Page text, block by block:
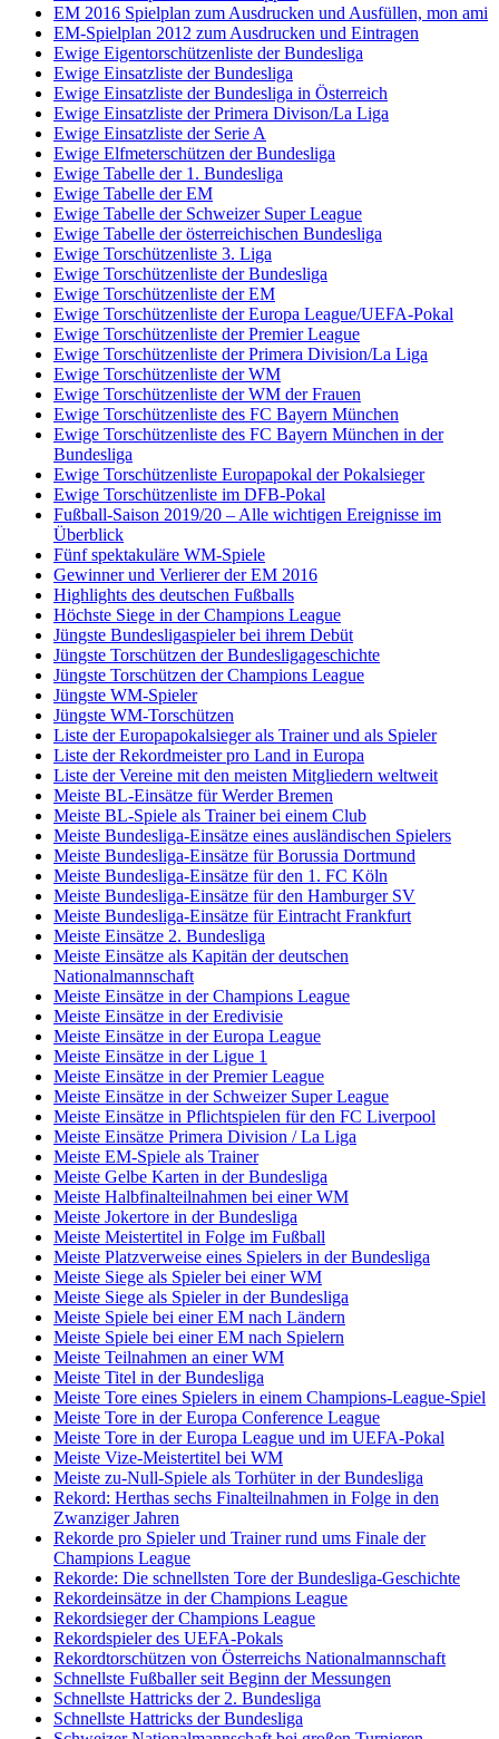
EM 2016 Spielplan zum Ausdrucken und Ausfüllen, mon ami
EM-Spielplan 2012 zum Ausdrucken und Eintragen
Ewige Eigentorschützenliste der Bundesliga
Ewige Einsatzliste der Bundesliga
Ewige Einsatzliste der Bundesliga in Österreich
Ewige Einsatzliste der Primera Divison/La Liga
Ewige Einsatzliste der Serie A
Ewige Elfmeterschützen der Bundesliga
Ewige Tabelle der 1. Bundesliga
Ewige Tabelle der EM
Ewige Tabelle der Schweizer Super League
Ewige Tabelle der österreichischen Bundesliga
Ewige Torschützenliste 3. Liga
Ewige Torschützenliste der Bundesliga
Ewige Torschützenliste der EM
Ewige Torschützenliste der Europa League/UEFA-Pokal
Ewige Torschützenliste der Premier League
Ewige Torschützenliste der Primera Division/La Liga
Ewige Torschützenliste der WM
Ewige Torschützenliste der WM der Frauen
Ewige Torschützenliste des FC Bayern München
Ewige Torschützenliste des FC Bayern München in der
Bundesliga
Ewige Torschützenliste Europapokal der Pokalsieger
Ewige Torschützenliste im DFB-Pokal
Fußball-Saison 2019/20 – Alle wichtigen Ereignisse im
Überblick
Fünf spektakuläre WM-Spiele
Gewinner und Verlierer der EM 2016
Highlights des deutschen Fußballs
Höchste Siege in der Champions League
Jüngste Bundesligaspieler bei ihrem Debüt
Jüngste Torschützen der Bundesligageschichte
Jüngste Torschützen der Champions League
Jüngste WM-Spieler
Jüngste WM-Torschützen
Liste der Europapokalsieger als Trainer und als Spieler
Liste der Rekordmeister pro Land in Europa
Liste der Vereine mit den meisten Mitgliedern weltweit
Meiste BL-Einsätze für Werder Bremen
Meiste BL-Spiele als Trainer bei einem Club
Meiste Bundesliga-Einsätze eines ausländischen Spielers
Meiste Bundesliga-Einsätze für Borussia Dortmund
Meiste Bundesliga-Einsätze für den 1. FC Köln
Meiste Bundesliga-Einsätze für den Hamburger SV
Meiste Bundesliga-Einsätze für Eintracht Frankfurt
Meiste Einsätze 2. Bundesliga
Meiste Einsätze als Kapitän der deutschen
Nationalmannschaft
Meiste Einsätze in der Champions League
Meiste Einsätze in der Eredivisie
Meiste Einsätze in der Europa League
Meiste Einsätze in der Ligue 1
Meiste Einsätze in der Premier League
Meiste Einsätze in der Schweizer Super League
Meiste Einsätze in Pflichtspielen für den FC Liverpool
Meiste Einsätze Primera Division / La Liga
Meiste EM-Spiele als Trainer
Meiste Gelbe Karten in der Bundesliga
Meiste Halbfinalteilnahmen bei einer WM
Meiste Jokertore in der Bundesliga
Meiste Meistertitel in Folge im Fußball
Meiste Platzverweise eines Spielers in der Bundesliga
Meiste Siege als Spieler bei einer WM
Meiste Siege als Spieler in der Bundesliga
Meiste Spiele bei einer EM nach Ländern
Meiste Spiele bei einer EM nach Spielern
Meiste Teilnahmen an einer WM
Meiste Titel in der Bundesliga
Meiste Tore eines Spielers in einem Champions-League-Spiel
Meiste Tore in der Europa Conference League
Meiste Tore in der Europa League und im UEFA-Pokal
Meiste Vize-Meistertitel bei WM
Meiste zu-Null-Spiele als Torhüter in der Bundesliga
Rekord: Herthas sechs Finalteilnahmen in Folge in den
Zwanziger Jahren
Rekorde pro Spieler und Trainer rund ums Finale der
Champions League
Rekorde: Die schnellsten Tore der Bundesliga-Geschichte
Rekordeinsätze in der Champions League
Rekordsieger der Champions League
Rekordspieler des UEFA-Pokals
Rekordtorschützen von Österreichs Nationalmannschaft
Schnellste Fußballer seit Beginn der Messungen
Schnellste Hattricks der 2. Bundesliga
Schnellste Hattricks der Bundesliga